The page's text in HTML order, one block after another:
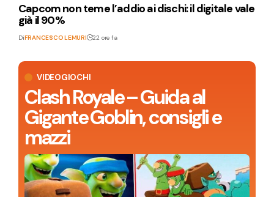
VIDEOGIOCHI
Clash Royale – Guida al
Gigante Goblin, consigli e
mazzi
Capcom non teme l’addio ai dischi: il digitale vale
già il 90%
DiFRANCESCO LEMURI 22 ore fa